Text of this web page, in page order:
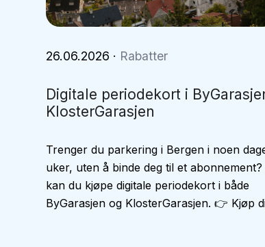
26.06.2026 · Rabatter
Digitale periodekort i
KlosterGarasjen
Trenger du parkering i Bergen i noen
uker, uten å binde deg til et
kan du kjøpe digitale periodekort i både
ByGarasjen og KlosterGarasjen. 👉 Kjøp